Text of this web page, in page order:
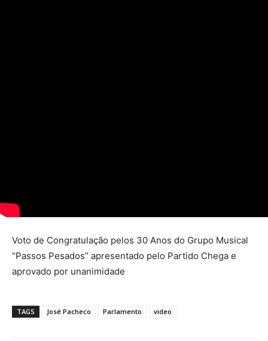
Voto de Congratulação pelos 30 Anos do Grupo Musical
“Passos Pesados” apresentado pelo Partido Chega e
aprovado por unanimidade
TAGS José Pacheco Parlamento video